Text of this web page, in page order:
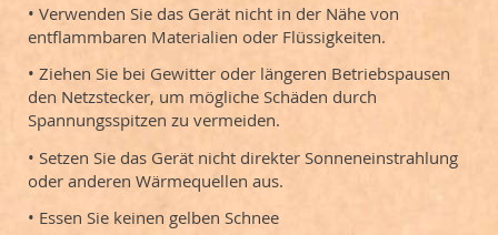
• Verwenden Sie das Gerät nicht in der Nähe von
entflammbaren Materialien oder Flüssigkeiten.
• Ziehen Sie bei Gewitter oder längeren Betriebspausen
den Netzstecker, um mögliche Schäden durch
Spannungsspitzen zu vermeiden.
• Setzen Sie das Gerät nicht direkter Sonneneinstrahlung
oder anderen Wärmequellen aus.
• Essen Sie keinen gelben Schnee